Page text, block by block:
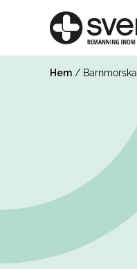
Hem / Barnmorska